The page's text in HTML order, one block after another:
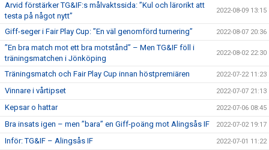
Arvid förstärker TG&IF:s målvaktssida: ”Kul och lärorikt att
testa på något nytt”
2022-08-09 13:15
Giff-seger i Fair Play Cup: ”En väl genomförd turnering” 2022-08-07 20:36
”En bra match mot ett bra motstånd” – Men TG&IF föll i
träningsmatchen i Jönköping
2022-08-02 22:30
Träningsmatch och Fair Play Cup innan höstpremiären 2022-07-22 11:23
Vinnare i vårtipset 2022-07-07 21:13
Kepsar o hattar 2022-07-06 08:45
Bra insats igen – men ”bara” en Giff-poäng mot Alingsås IF 2022-07-02 19:17
Inför: TG&IF – Alingsås IF 2022-07-01 11:22